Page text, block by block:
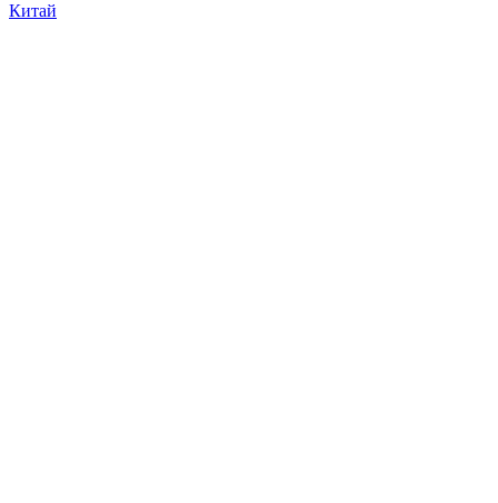
Китай